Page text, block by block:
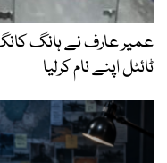
ٹائٹل اپنے نام کرلیا